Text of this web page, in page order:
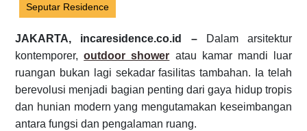
Seputar Residence
JAKARTA, incaresidence.co.id –Dalam arsitektur
kontemporer,outdoor shower atau kamar mandi luar
ruangan bukan lagi sekadar fasilitas tambahan. Ia telah
berevolusi menjadi bagian penting dari gaya hidup tropis
dan hunian modern yang mengutamakan keseimbangan
antara fungsi dan pengalaman ruang.